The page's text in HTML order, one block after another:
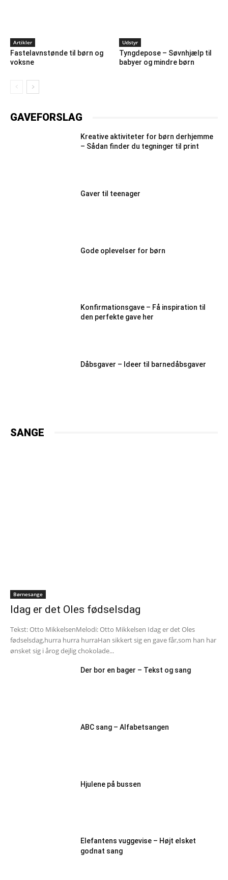
Artikler
Fastelavnstønde til børn og
voksne
Udstyr
Tyngdepose – Søvnhjælp til
babyer og mindre børn
GAVEFORSLAG
Kreative aktiviteter for børn derhjemme
– Sådan finder du tegninger til print
Gaver til teenager
Gode oplevelser for børn
Konfirmationsgave – Få inspiration til
den perfekte gave her
Dåbsgaver – Ideer til barnedåbsgaver
SANGE
Børnesange
Idag er det Oles fødselsdag
Tekst: Otto MikkelsenMelodi: Otto Mikkelsen Idag er det Oles
fødselsdag,hurra hurra hurraHan sikkert sig en gave får,som han har
ønsket sig i årog dejlig chokolade...
Der bor en bager – Tekst og sang
ABC sang – Alfabetsangen
Hjulene på bussen
Elefantens vuggevise – Højt elsket
godnat sang